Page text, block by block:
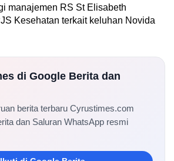
manajemen RS St Elisabeth
Kesehatan terkait keluhan Novida
di Google Berita dan
berita terbaru Cyrustimes.com
dan Saluran WhatsApp resmi